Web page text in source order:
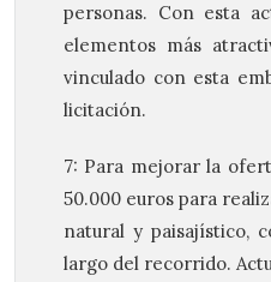
personas. Con esta
elementos más
vinculado con esta
licitación.
7: Para mejorar la
50.000 euros para
natural y paisajístico,
largo del recorrido.